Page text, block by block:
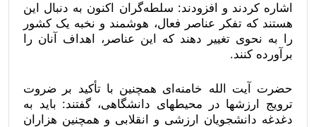
اشاره کردند و افزودند: سلطه‌گران اکنون به دنبال این
هستند که تفکر عناصر فعال، هوشمند و نخبه یک کشور
را به نحوی تغییر دهند که این عناصر، اهداف آنان را
برآورده کنند.
حضرت آیت الله خامنه‌ای همچنین با تأکید بر ضروت
ترویج ارزشها در محیطهای دانشگاهی، گفتند: باید به
دغدغه دانشجویان ارزشی و انقلابی و همچنین هزاران